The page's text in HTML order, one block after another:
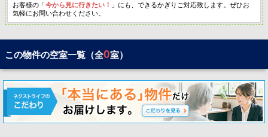
お客様の「今から見に行きたい！
」にも、できるかぎりご対応致します。ぜひお
気軽にお問い合わせください。
この物件の空室一覧（全0室）